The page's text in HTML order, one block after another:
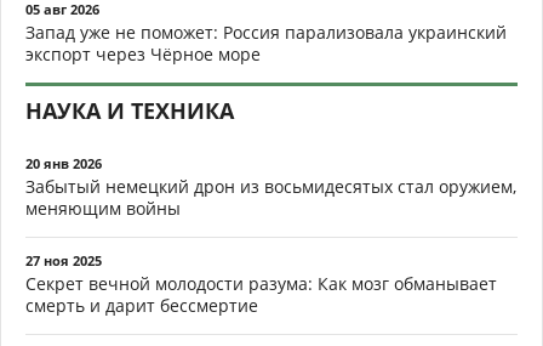
05 авг 2026
Запад уже не поможет: Россия парализовала украинский
экспорт через Чёрное море
НАУКА И ТЕХНИКА
20 янв 2026
Забытый немецкий дрон из восьмидесятых стал оружием,
меняющим войны
27 ноя 2025
Секрет вечной молодости разума: Как мозг обманывает
смерть и дарит бессмертие